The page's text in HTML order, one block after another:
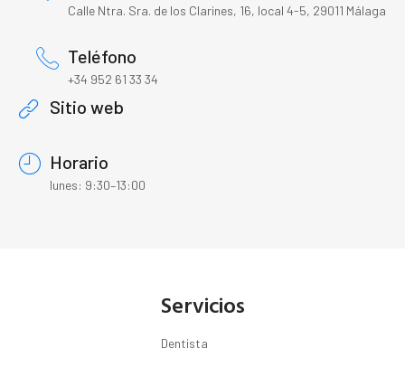
Calle Ntra. Sra. de los Clarines, 16, local 4-5, 29011 Málaga
Teléfono
+34 952 61 33 34
Sitio web
Horario
lunes: 9:30–13:00
Servicios
Dentista